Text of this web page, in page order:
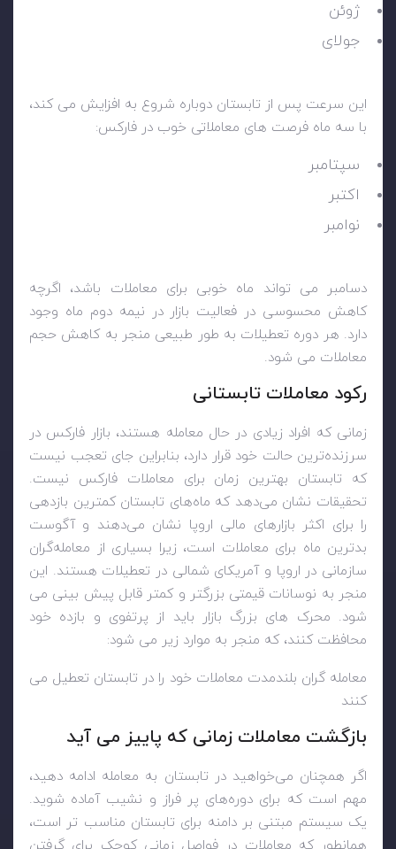
ژوئن
جولای
این سرعت پس از تابستان دوباره شروع به افزایش می کند،
با سه ماه فرصت های معاملاتی خوب در فارکس:
سپتامبر
اکتبر
نوامبر
دسامبر می تواند ماه خوبی برای معاملات باشد، اگرچه
کاهش محسوسی در فعالیت بازار در نیمه دوم ماه وجود
دارد. هر دوره تعطیلات به طور طبیعی منجر به کاهش حجم
معاملات می شود.
رکود معاملات تابستانی
زمانی که افراد زیادی در حال معامله هستند، بازار فارکس در
سرزنده‌ترین حالت خود قرار دارد، بنابراین جای تعجب نیست
که تابستان بهترین زمان برای معاملات فارکس نیست.
تحقیقات نشان می‌دهد که ماه‌های تابستان کمترین بازدهی
را برای اکثر بازارهای مالی اروپا نشان می‌دهند و آگوست
بدترین ماه برای معاملات است، زیرا بسیاری از معامله‌گران
سازمانی در اروپا و آمریکای شمالی در تعطیلات هستند. این
منجر به نوسانات قیمتی بزرگتر و کمتر قابل پیش بینی می
شود. محرک های بزرگ بازار باید از پرتفوی و بازده خود
محافظت کنند، که منجر به موارد زیر می شود:
معامله گران بلندمدت معاملات خود را در تابستان تعطیل می
کنند
بازگشت معاملات زمانی که پاییز می آید
اگر همچنان می‌خواهید در تابستان به معامله ادامه دهید،
مهم است که برای دوره‌های پر فراز و نشیب آماده شوید.
یک سیستم مبتنی بر دامنه برای تابستان مناسب تر است،